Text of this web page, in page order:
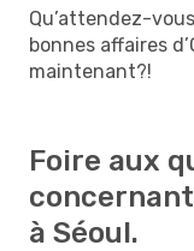
Qu’attendez-
bonnes affaires
maintenant?!
Foire aux
à Séoul.